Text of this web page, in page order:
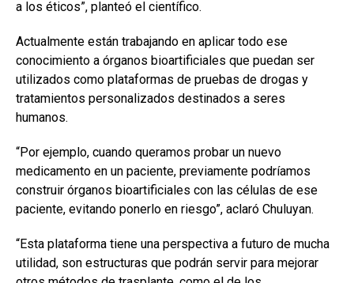
a los éticos”, planteó el científico.
Actualmente están trabajando en aplicar todo ese
conocimiento a órganos bioartificiales que puedan ser
utilizados como plataformas de pruebas de drogas y
tratamientos personalizados destinados a seres
humanos.
“Por ejemplo, cuando queramos probar un nuevo
medicamento en un paciente, previamente podríamos
construir órganos bioartificiales con las células de ese
paciente, evitando ponerlo en riesgo”, aclaró Chuluyan.
“Esta plataforma tiene una perspectiva a futuro de mucha
utilidad, son estructuras que podrán servir para mejorar